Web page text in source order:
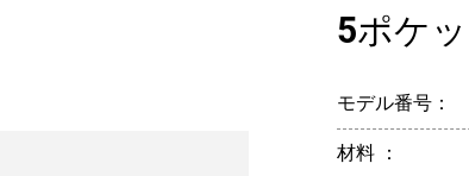
5ポケ
モデル番号：
材料 ：